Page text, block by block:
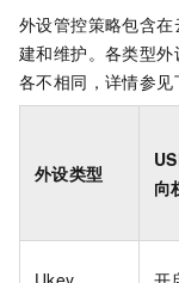
外设管控策略包含
建和维护。各类型
各不相同，详情参见
外设类型
向